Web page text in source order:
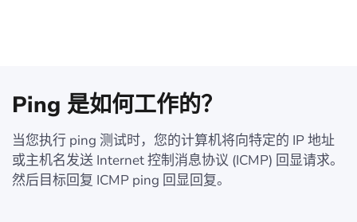
Ping 是如何工作的？
当您执行 ping 测试时，您的计算机将向特定的 IP 地址
或主机名发送 Internet 控制消息协议 (ICMP) 回显请求。
然后目标回复 ICMP ping 回显回复。